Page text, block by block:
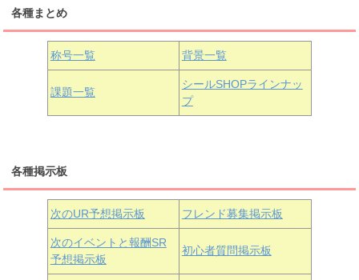
津島善子 黒澤ルビィ
浦の星女学院3年生
黒澤ダイヤ
中須かすみ 天王寺璃奈
朝香果林 近江彼方 エマ・ヴェルデ
各種まとめ
称号一覧 背景一覧
課題一覧
シールSHOPラインナッ
プ
各種掲示板
次のUR予想掲示板 フレンド募集掲示板
次のイベントと報酬SR
予想掲示板
初心者質問掲示板